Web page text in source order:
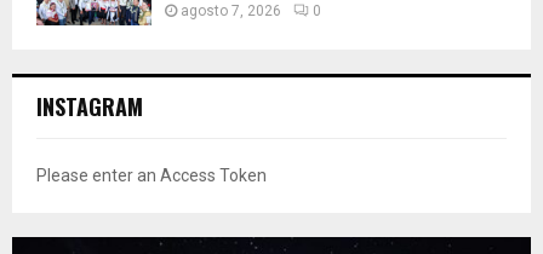
agosto 7, 2026 0
INSTAGRAM
Please enter an Access Token